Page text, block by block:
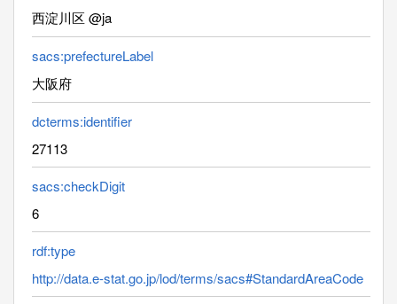
西淀川区 @ja
sacs:prefectureLabel
大阪府
dcterms:identifier
27113
sacs:checkDigit
6
rdf:type
http://data.e-stat.go.jp/lod/terms/sacs#StandardAreaCode